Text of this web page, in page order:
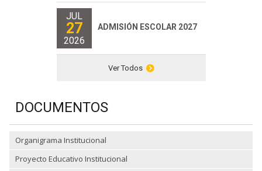
JUL
27
2026
ADMISIÓN ESCOLAR 2027
Ver Todos
DOCUMENTOS
Organigrama Institucional
Proyecto Educativo Institucional